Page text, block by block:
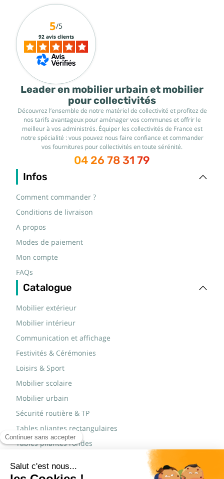
Leader en mobilier urbain et mobilier
pour collectivités
Découvrez l’ensemble de notre matériel de collectivité et profitez de
nos tarifs avantageux pour aménager vos communes et offrir le
meilleur à vos administrés. Équiper les collectivités de France est
notre spécialité : vous pouvez nous faire confiance et commander
vos fournitures pour collectivités en toute sérénité.
04 26 78 31 79
Infos
Comment commander ?
Conditions de livraison
A propos
Modes de paiement
Mon compte
FAQs
Catalogue
Mobilier extérieur
Mobilier intérieur
Communication et affichage
Festivités & Cérémonies
Loisirs & Sport
Mobilier scolaire
Mobilier urbain
Sécurité routière & TP
Tables pliantes rectangulaires
Tables pliantes rondes
Marques
5/5
92 avis clients